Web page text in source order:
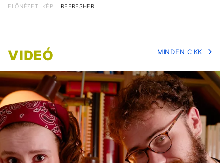
ELŐNÉZETI KÉP: REFRESHER
VIDEÓ MINDEN CIKK